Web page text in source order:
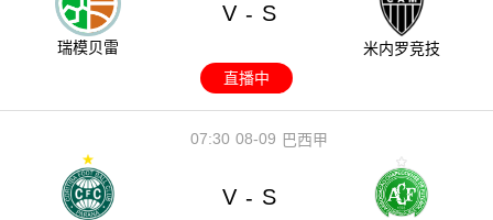
瑞模贝雷
V - S
米内罗竞技
直播中
08-09
07:30 巴西甲
V - S